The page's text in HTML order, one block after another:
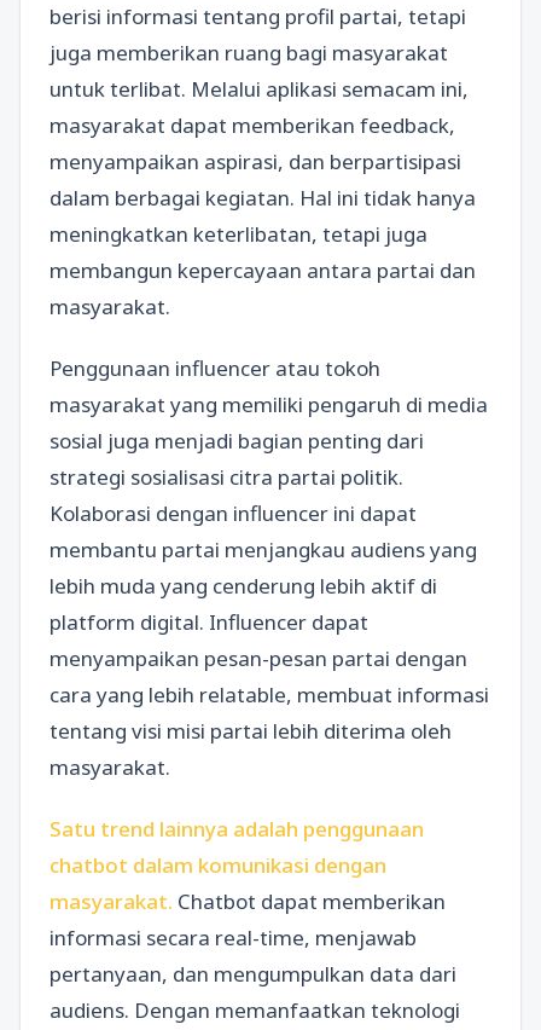
berisi informasi tentang profil partai, tetapi
juga memberikan ruang bagi masyarakat
untuk terlibat. Melalui aplikasi semacam ini,
masyarakat dapat memberikan feedback,
menyampaikan aspirasi, dan berpartisipasi
dalam berbagai kegiatan. Hal ini tidak hanya
meningkatkan keterlibatan, tetapi juga
membangun kepercayaan antara partai dan
masyarakat.
Penggunaan influencer atau tokoh
masyarakat yang memiliki pengaruh di media
sosial juga menjadi bagian penting dari
strategi sosialisasi citra partai politik.
Kolaborasi dengan influencer ini dapat
membantu partai menjangkau audiens yang
lebih muda yang cenderung lebih aktif di
platform digital. Influencer dapat
menyampaikan pesan-pesan partai dengan
cara yang lebih relatable, membuat informasi
tentang visi misi partai lebih diterima oleh
masyarakat.
Satu trend lainnya adalah penggunaan
chatbot dalam komunikasi dengan
masyarakat. Chatbot dapat memberikan
informasi secara real-time, menjawab
pertanyaan, dan mengumpulkan data dari
audiens. Dengan memanfaatkan teknologi